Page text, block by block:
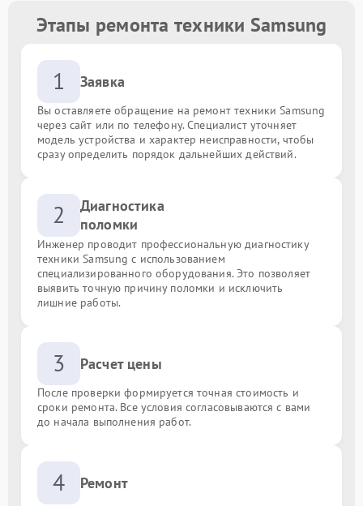
Этапы ремонта техники Samsung
1 Заявка
Вы оставляете обращение на ремонт техники Samsung
через сайт или по телефону. Специалист уточняет
модель устройства и характер неисправности, чтобы
сразу определить порядок дальнейших действий.
2
Диагностика
поломки
Инженер проводит профессиональную диагностику
техники Samsung с использованием
специализированного оборудования. Это позволяет
выявить точную причину поломки и исключить
лишние работы.
3 Расчет цены
После проверки формируется точная стоимость и
сроки ремонта. Все условия согласовываются с вами
до начала выполнения работ.
4 Ремонт